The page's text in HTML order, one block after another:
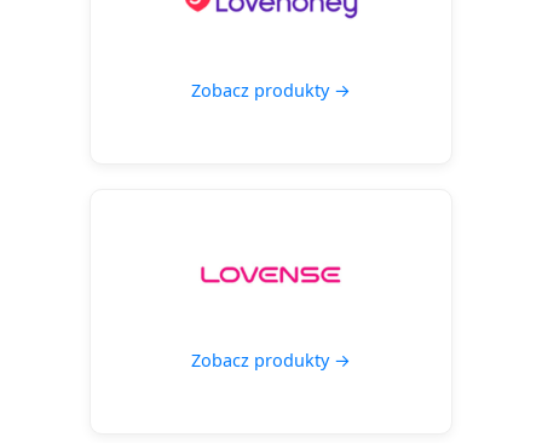
Zobacz produkty →
Zobacz produkty →